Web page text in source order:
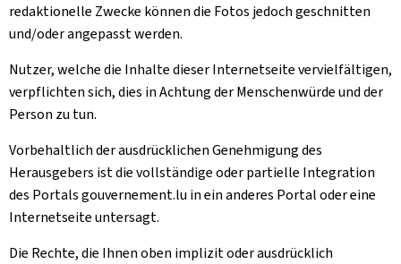
redaktionelle Zwecke können die Fotos jedoch geschnitten
und/oder angepasst werden.
Nutzer, welche die Inhalte dieser Internetseite vervielfältigen,
verpflichten sich, dies in Achtung der Menschenwürde und der
Person zu tun.
Vorbehaltlich der ausdrücklichen Genehmigung des
Herausgebers ist die vollständige oder partielle Integration
des Portals gouvernement.lu in ein anderes Portal oder eine
Internetseite untersagt.
Die Rechte, die Ihnen oben implizit oder ausdrücklich